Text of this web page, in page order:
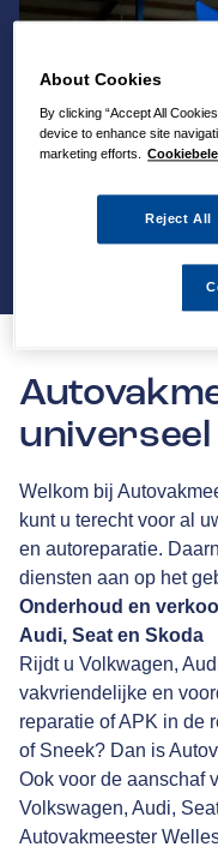
Welkom bij
kunt u terecht voor al
en autoreparatie.
diensten aan op het
Onderhoud en
Audi, Seat en Skoda
Rijdt u Volkwagen,
vakvriendelijke en
reparatie of APK in de
of Sneek? Dan is
Ook voor de aanschaf
Volkswagen, Audi,
Autovakmeester
About Cookies
By clicking “Accept All
device to enhance site
marketing efforts.
Reject All